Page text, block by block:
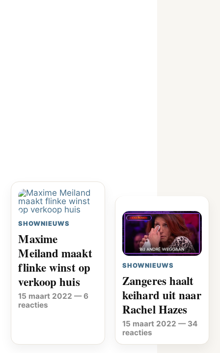
SHOWNIEUWS
Maxime
Meiland maakt
flinke winst op
verkoop huis
15 maart 2022 —6
reacties
SHOWNIEUWS
Zangeres haalt
keihard uit naar
Rachel Hazes
15 maart 2022 — 34
reacties